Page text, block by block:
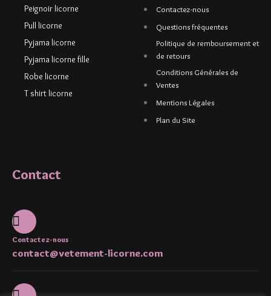
Peignoir licorne
Pull licorne
Pyjama licorne
Pyjama licorne fille
Robe licorne
T shirt licorne
Contactez-nous
Questions fréquentes
Politique de remboursement et
de retours
Conditions Générales de
Ventes
Mentions Légales
Plan du Site
Contact
Contactez-nous
contact@vetement-licorne.com